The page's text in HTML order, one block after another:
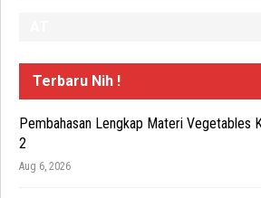
Terbaru Nih !
Pembahasan Lengkap Materi Vegetables
2
Aug 6, 2026